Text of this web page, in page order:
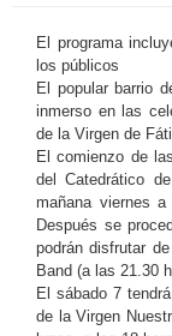
El programa
los públicos
El popular barrio
inmerso en las
de la Virgen de
El comienzo de
del Catedrático
mañana viernes
Después se
podrán disfrutar
Band (a las 21.30
El sábado 7
de la Virgen